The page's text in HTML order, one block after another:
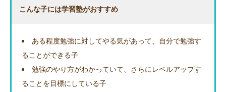
こんな子には学習塾がおすすめ
ある程度勉強に対してやる気があって、自分で勉強す
ることができる子
勉強のやり方がわかっていて、さらにレベルアップす
ることを目標にしている子